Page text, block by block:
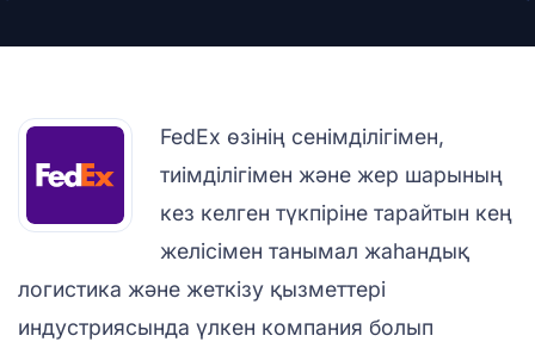
FedEx өзінің сенімділігімен,
тиімділігімен және жер шарының
кез келген түкпіріне тарайтын кең
желісімен танымал жаһандық
логистика және жеткізу қызметтері
индустриясында үлкен компания болып